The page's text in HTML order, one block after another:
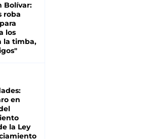
Bolívar:
roba
los
la timba,
en
la Ley